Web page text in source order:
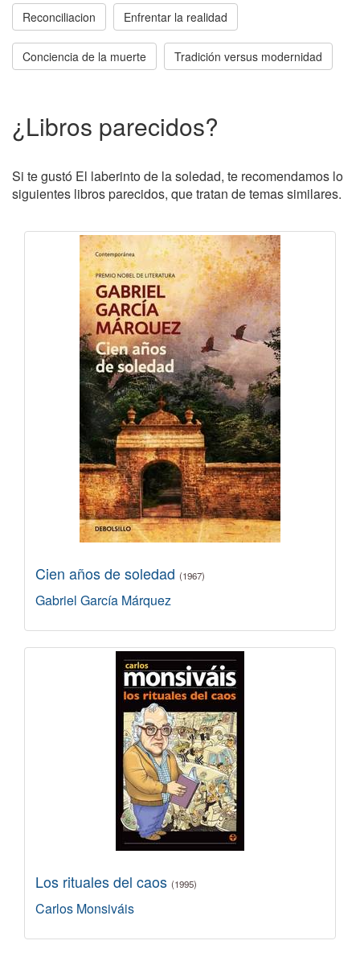
Reconciliacion Enfrentar la realidad
Conciencia de la muerte Tradición versus modernidad
¿Libros parecidos?
Si te gustó El laberinto de la soledad, te recomendamos lo
siguientes libros parecidos, que tratan de temas similares.
Cien años de soledad (1967)
Gabriel García Márquez
Los rituales del caos (1995)
Carlos Monsiváis